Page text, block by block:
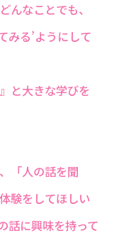
んなことでも、
みる’ようにして
と大きな学びを
「人の話を聞
験をしてほしい
話に興味を持って